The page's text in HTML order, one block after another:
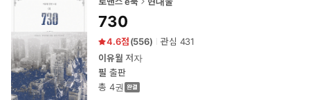
730
4.6 (556) 관심 431
이유월 저자
필 출판
총 4권